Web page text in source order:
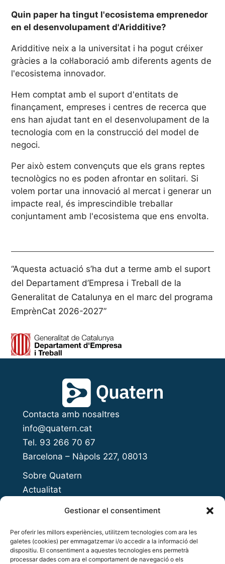
Gestionar el consentiment
Per oferir les millors experiències, utilitzem tecnologies com ara les
galetes (cookies) per emmagatzemar i/o accedir a la informació del
dispositiu. El consentiment a aquestes tecnologies ens permetrà
processar dades com ara el comportament de navegació o els
Quin paper ha tingut l'ecosistema emprenedor
en el desenvolupament d'Aridditive?
Aridditive neix a la universitat i ha pogut créixer
gràcies a la col·laboració amb diferents agents de
l'ecosistema innovador.
Hem comptat amb el suport d'entitats de
finançament, empreses i centres de recerca que
ens han ajudat tant en el desenvolupament de la
tecnologia com en la construcció del model de
negoci.
Per això estem convençuts que els grans reptes
tecnològics no es poden afrontar en solitari. Si
volem portar una innovació al mercat i generar un
impacte real, és imprescindible treballar
conjuntament amb l'ecosistema que ens envolta.
“Aquesta actuació s’ha dut a terme amb el suport
del Departament d’Empresa i Treball de la
Generalitat de Catalunya en el marc del programa
EmprènCat 2026-2027”
Contacta amb nosaltres
info@quatern.cat
Tel. 93 266 70 67
Barcelona – Nàpols 227, 08013
Sobre Quatern
Actualitat
Acompanyament a l’emprenedoria
Accés al finançament